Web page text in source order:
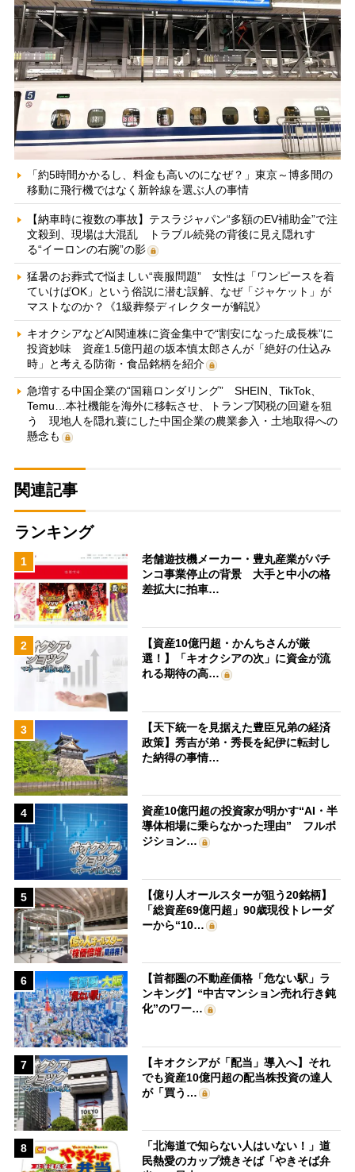
「約5時間かかるし、料金も高いのになぜ？」東京～博多間の
移動に飛行機ではなく新幹線を選ぶ人の事情
【納車時に複数の事故】テスラジャパン“多額のEV補助金”で注
文殺到、現場は大混乱 トラブル続発の背後に見え隠れす
る“イーロンの右腕”の影
猛暑のお葬式で悩ましい“喪服問題” 女性は「ワンピースを着
ていけばOK」という俗説に潜む誤解、なぜ「ジャケット」が
マストなのか？《1級葬祭ディレクターが解説》
キオクシアなどAI関連株に資金集中で“割安になった成長株”に
投資妙味 資産1.5億円超の坂本慎太郎さんが「絶好の仕込み
時」と考える防衛・食品銘柄を紹介
急増する中国企業の“国籍ロンダリング” SHEIN、TikTok、
Temu…本社機能を海外に移転させ、トランプ関税の回避を狙
う 現地人を隠れ蓑にした中国企業の農業参入・土地取得への
懸念も
関連記事
ランキング
1
老舗遊技機メーカー・豊丸産業がパチ
ンコ事業停止の背景 大手と中小の格
差拡大に拍車…
2
【資産10億円超・かんちさんが厳
選！】「キオクシアの次」に資金が流
れる期待の高…
3
【天下統一を見据えた豊臣兄弟の経済
政策】秀吉が弟・秀長を紀伊に転封し
た納得の事情…
4
資産10億円超の投資家が明かす“AI・半
導体相場に乗らなかった理由” フルポ
ジション…
5
【億り人オールスターが狙う20銘柄】
「総資産69億円超」90歳現役トレーダ
ーから“10…
6
【首都圏の不動産価格「危ない駅」ラ
ンキング】“中古マンション売れ行き鈍
化”のワー…
7
【キオクシアが「配当」導入へ】それ
でも資産10億円超の配当株投資の達人
が「買う…
8
「北海道で知らない人はいない！」道
民熱愛のカップ焼きそば「やきそば弁